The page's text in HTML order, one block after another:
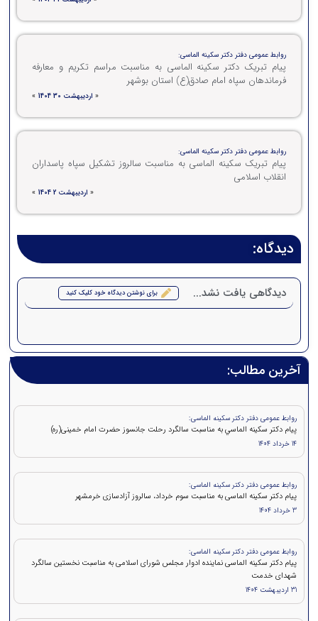
روابط عمومی دفتر دکتر سکینه الماسی:
پیام تبریک دکتر سکینه الماسی به مناسبت مراسم تکریم و معارفه
فرماندهان سپاه امام صادق(ع) استان بوشهر
« اردیبهشت 30 1404 »
روابط عمومی دفتر دکتر سکینه الماسی:
پیام تبریک سکینه الماسی به مناسبت سالروز تشکیل سپاه پاسداران
انقلاب اسلامی
« اردیبهشت 2 1404 »
دیدگاه:
دیدگاهی یافت نشد... برای نوشتن دیدگاه خود کلیک کنید
آخرین مطالب:
روابط عمومی دفتر دکتر سکینه الماسی:
پيام دکتر سكينه الماسي به مناسبت سالگرد رحلت جانسوز حضرت امام خمينی(ره)
14 خرداد 1404
روابط عمومی دفتر دکتر سکینه الماسی:
پیام دکتر سکینه الماسی به مناسبت سوم خرداد، سالروز آزادسازی خرمشهر
3 خرداد 1404
روابط عمومی دفتر دکتر سکینه الماسی:
پیام دکتر سکینه الماسی نماینده ادوار مجلس شورای اسلامی به مناسبت نخستین سالگرد
شهدای خدمت
31 اردیبهشت 1404